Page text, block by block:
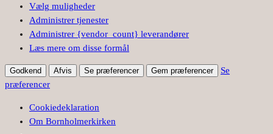
Vælg muligheder
Administrer tjenester
Administrer {vendor_count} leverandører
Læs mere om disse formål
Godkend Afvis Se præferencer Gem præferencer
Se
præferencer
Cookiedeklaration
Om Bornholmerkirken